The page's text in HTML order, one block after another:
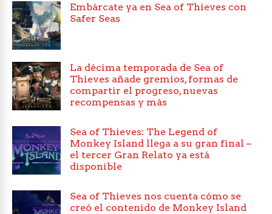
Embárcate ya en Sea of Thieves con
Safer Seas
La décima temporada de Sea of
Thieves añade gremios, formas de
compartir el progreso, nuevas
recompensas y más
Sea of Thieves: The Legend of
Monkey Island llega a su gran final –
el tercer Gran Relato ya está
disponible
Sea of Thieves nos cuenta cómo se
creó el contenido de Monkey Island